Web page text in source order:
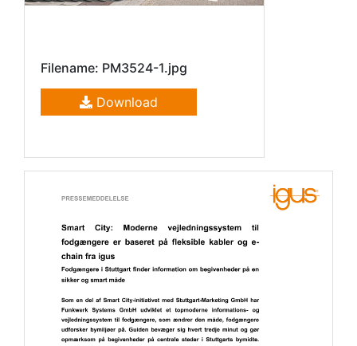
Filename: PM3524-1.jpg
Download